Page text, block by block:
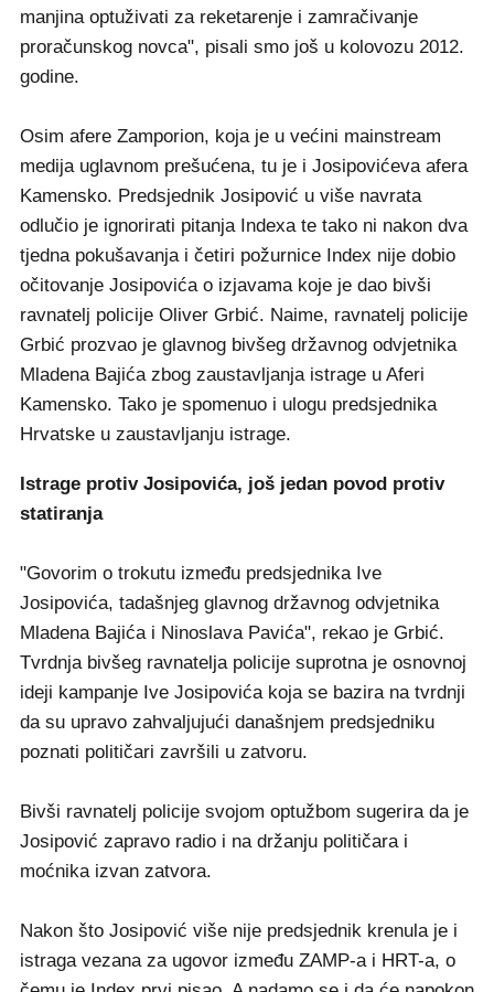
manjina optuživati za reketarenje i zamračivanje
proračunskog novca", pisali smo još u kolovozu 2012.
godine.
Osim afere Zamporion, koja je u većini mainstream
medija uglavnom prešućena, tu je i Josipovićeva afera
Kamensko. Predsjednik Josipović u više navrata
odlučio je ignorirati pitanja Indexa te tako ni nakon dva
tjedna pokušavanja i četiri požurnice Index nije dobio
očitovanje Josipovića o izjavama koje je dao bivši
ravnatelj policije Oliver Grbić. Naime, ravnatelj policije
Grbić prozvao je glavnog bivšeg državnog odvjetnika
Mladena Bajića zbog zaustavljanja istrage u Aferi
Kamensko. Tako je spomenuo i ulogu predsjednika
Hrvatske u zaustavljanju istrage.
Istrage protiv Josipovića, još jedan povod protiv
statiranja
"Govorim o trokutu između predsjednika Ive
Josipovića, tadašnjeg glavnog državnog odvjetnika
Mladena Bajića i Ninoslava Pavića", rekao je Grbić.
Tvrdnja bivšeg ravnatelja policije suprotna je osnovnoj
ideji kampanje Ive Josipovića koja se bazira na tvrdnji
da su upravo zahvaljujući današnjem predsjedniku
poznati političari završili u zatvoru.
Bivši ravnatelj policije svojom optužbom sugerira da je
Josipović zapravo radio i na držanju političara i
moćnika izvan zatvora.
Nakon što Josipović više nije predsjednik krenula je i
istraga vezana za ugovor između ZAMP-a i HRT-a, o